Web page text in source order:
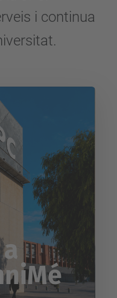
i continua